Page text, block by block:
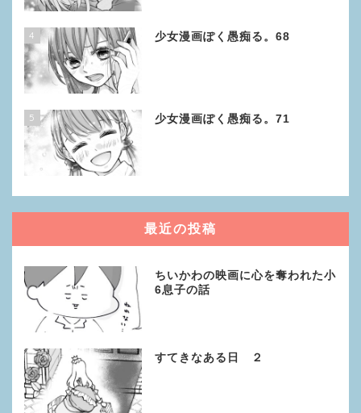
4 少女漫画ぽく愚痴る。68
5 少女漫画ぽく愚痴る。71
最近の投稿
ちいかわの映画に心を奪われた小
6息子の話
すてきなある日 ２